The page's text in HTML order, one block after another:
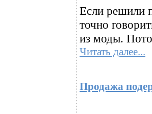
Если решили
точно
из моды.
Читать далее...
Продажа